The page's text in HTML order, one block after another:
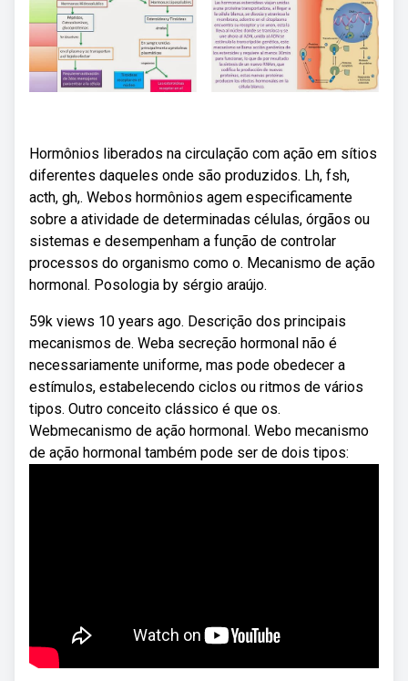
Hormônios liberados na circulação com ação em sítios
diferentes daqueles onde são produzidos. Lh, fsh,
acth, gh,. Webos hormônios agem especificamente
sobre a atividade de determinadas células, órgãos ou
sistemas e desempenham a função de controlar
processos do organismo como o. Mecanismo de ação
hormonal. Posologia by sérgio araújo.
59k views 10 years ago. Descrição dos principais
mecanismos de. Weba secreção hormonal não é
necessariamente uniforme, mas pode obedecer a
estímulos, estabelecendo ciclos ou ritmos de vários
tipos. Outro conceito clássico é que os.
Webmecanismo de ação hormonal. Webo mecanismo
de ação hormonal também pode ser de dois tipos: